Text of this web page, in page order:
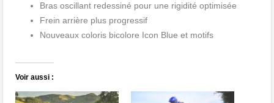
Bras oscillant redessiné pour une rigidité optimisée
Frein arrière plus progressif
Nouveaux coloris bicolore Icon Blue et motifs
Voir aussi :